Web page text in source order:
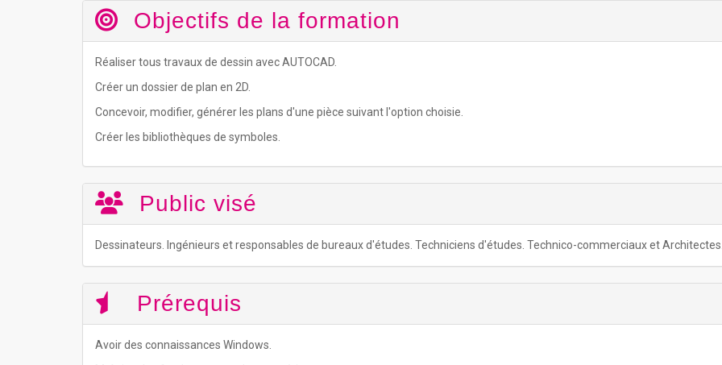
Objectifs de la formation
Réaliser tous travaux de dessin avec AUTOCAD.
Créer un dossier de plan en 2D.
Concevoir, modifier, générer les plans d'une pièce suivant l'option choisie.
Créer les bibliothèques de symboles.
Public visé
Dessinateurs. Ingénieurs et responsables de bureaux d'études. Techniciens d'études. Technico-commerciaux et
Prérequis
Avoir des connaissances Windows.